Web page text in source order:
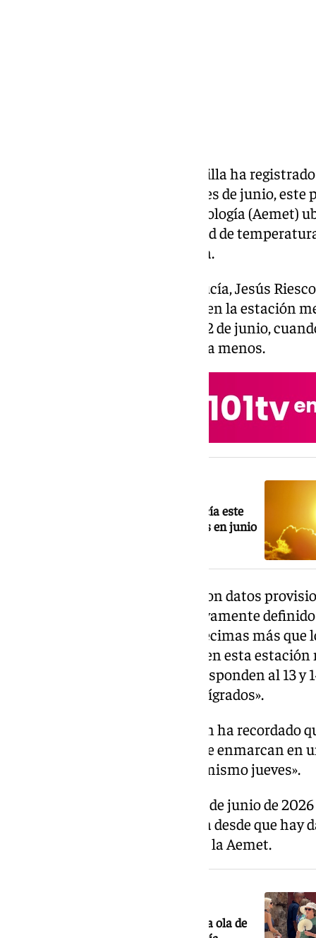
El municipio granadino de Armilla ha
temperatura histórica en un mes de junio, este
de la Agencia Estatal de Meteorología (Aemet)
Armilla ha alcanzado este récord de
mes del año en la serie histórica.
El portavoz de Aemet en Andalucía, Jesús
este récord de la serie histórica en la estación
había batido el día anterior, el 22 de junio,
40,6 grados, tan solo una décima menos.
La ola de calor se despide de Andalucía este
miércoles tras el hito de los 45 grados en junio
Riesco ha explicado que estos son datos
probabilidad, quedarán definitivamente
suponen «hasta tres o cuatro décimas más
registrados en un mes de junio en esta
capital granadina y que se corresponden al 13 y
alcanzaron los 40,3 grados centígrados».
El portavoz de la Aemet también ha recordado
en un mes de junio en Armilla se enmarcan en
finalización se prevé para este mismo jueves».
«Probablemente este pasado 23 de junio de
del mes de junio en la Península desde que
1961», ha añadido el portavoz de la Aemet.
El verano arranca extremo: la primera ola de